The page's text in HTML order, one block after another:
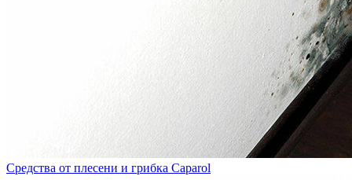
Средства от плесени и грибка Caparol